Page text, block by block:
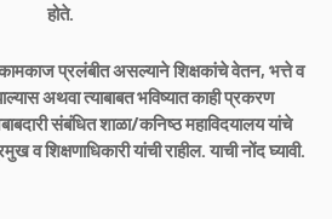
होते.
प्रलंबीत असल्याने शिक्षकांचे वेतन, भत्ते व
अथवा त्याबाबत भविष्यात काही प्रकरण
संबंधित शाळा/कनिष्ठ महाविदयालय यांचे
व शिक्षणाधिकारी यांची राहील. याची नोंद घ्यावी.